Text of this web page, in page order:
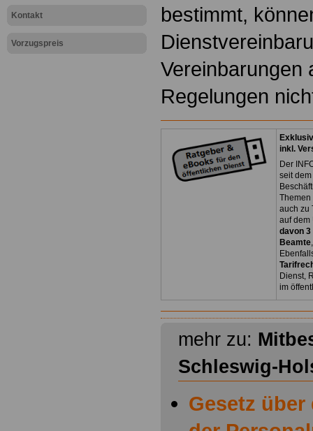
Kontakt
Vorzugspreis
bestimmt,
Vereinbarungen
Regelungen
inkl.
Der
seit
Themen
auch zu
auf dem
davon 3
Beamte
Dienst,
im
mehr zu:
Schleswig-
Gesetz